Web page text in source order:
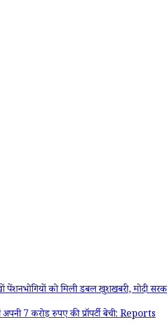
को मिली डबल खुशखबरी, मोदी
7 करोड़ रुपए की प्रॉपर्टी बेची: Reports